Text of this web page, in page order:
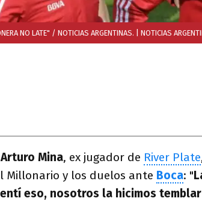
NO LATE" / NOTICIAS ARGENTINAS. | NOTICIAS
Arturo Mina, ex jugador de River Plate
Millonario y los duelos ante Boca: "
eso, nosotros la hicimos